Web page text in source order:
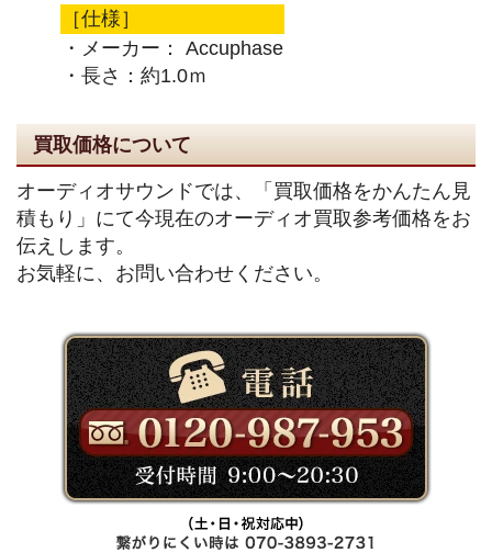
［仕様］
・メーカー： Accuphase
・長さ：約1.0ｍ
買取価格について
オーディオサウンドでは、「買取価格をかんたん見
積もり」にて今現在のオーディオ買取参考価格をお
伝えします。
お気軽に、お問い合わせください。